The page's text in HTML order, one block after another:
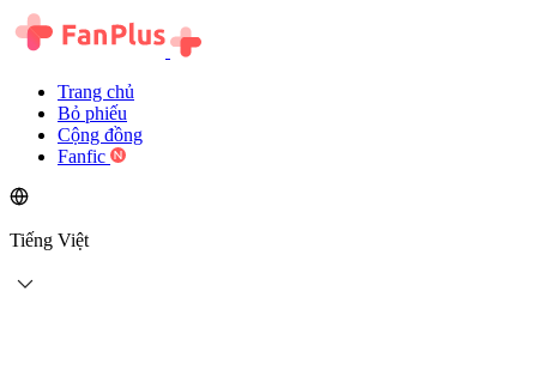
Trang chủ
Bỏ phiếu
Cộng đồng
Fanfic
Tiếng Việt